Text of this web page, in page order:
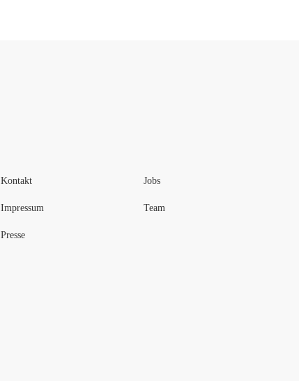
Kontakt
Impressum
Presse
Jobs
Team